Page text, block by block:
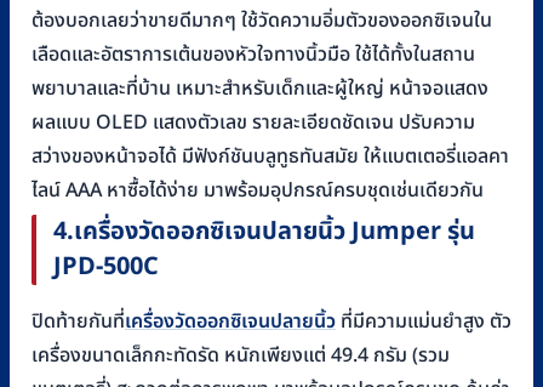
ต้องบอกเลยว่าขายดีมากๆ ใช้วัดความอิ่มตัวของออกซิเจนใน
เลือดและอัตราการเต้นของหัวใจทางนิ้วมือ ใช้ได้ทั้งในสถาน
พยาบาลและที่บ้าน เหมาะสำหรับเด็กและผู้ใหญ่ หน้าจอแสดง
ผลแบบ OLED แสดงตัวเลข รายละเอียดชัดเจน ปรับความ
สว่างของหน้าจอได้ มีฟังก์ชันบลูทูธทันสมัย ให้แบตเตอรี่แอลคา
ไลน์ AAA หาซื้อได้ง่าย มาพร้อมอุปกรณ์ครบชุดเช่นเดียวกัน
4.เครื่องวัดออกซิเจนปลายนิ้วJumper รุ่น
JPD-500C
ปิดท้ายกันที่เครื่องวัดออกซิเจนปลายนิ้ว ที่มีความแม่นยำสูง ตัว
เครื่องขนาดเล็กกะทัดรัด หนักเพียงแต่ 49.4 กรัม (รวม